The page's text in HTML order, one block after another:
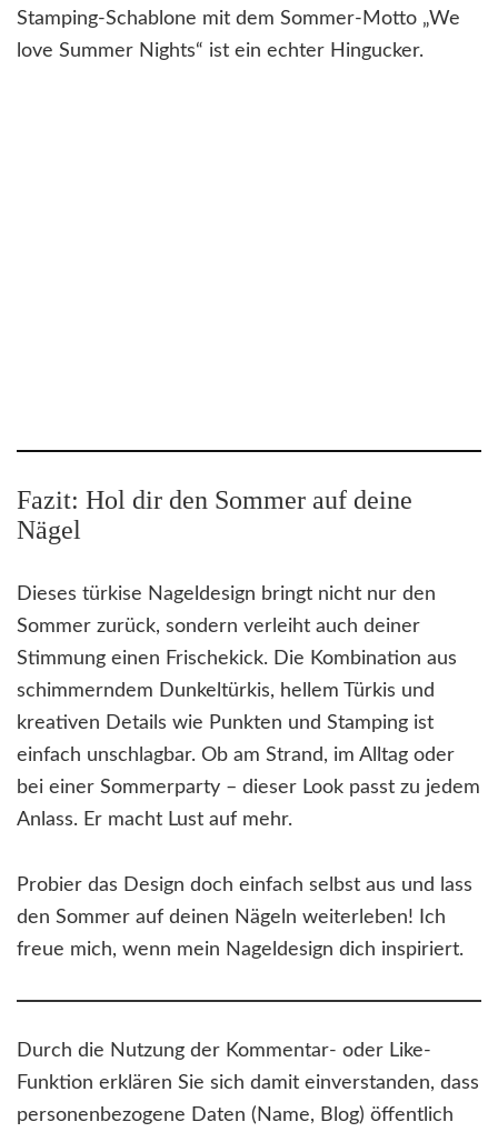
Stamping-Schablone mit dem Sommer-Motto „We
love Summer Nights“ ist ein echter Hingucker.
Fazit: Hol dir den Sommer auf deine
Nägel
Dieses türkise Nageldesign bringt nicht nur den
Sommer zurück, sondern verleiht auch deiner
Stimmung einen Frischekick. Die Kombination aus
schimmerndem Dunkeltürkis, hellem Türkis und
kreativen Details wie Punkten und Stamping ist
einfach unschlagbar. Ob am Strand, im Alltag oder
bei einer Sommerparty – dieser Look passt zu jedem
Anlass. Er macht Lust auf mehr.
Probier das Design doch einfach selbst aus und lass
den Sommer auf deinen Nägeln weiterleben! Ich
freue mich, wenn mein Nageldesign dich inspiriert.
Durch die Nutzung der Kommentar- oder Like-
Funktion erklären Sie sich damit einverstanden, dass
personenbezogene Daten (Name, Blog) öffentlich